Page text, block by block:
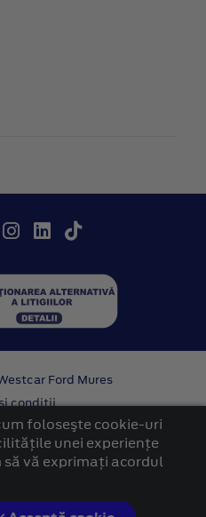
Ford Mures
conditii
de Workleto
foloseşte cookie-uri
unei experiențe
să vă exprimați acordul